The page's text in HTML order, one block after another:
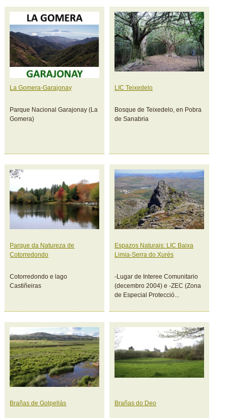
La Gomera-Garajonay
Parque Nacional Garajonay (La
Gomera)
LIC Teixedelo
Bosque de Teixedelo, en Pobra
de Sanabria
Parque da Natureza de
Cotorredondo
Cotorredondo e lago
Castiñeiras
Espazos Naturais: LIC Baixa
Limia-Serra do Xurés
-Lugar de Interee Comunitario
(decembro 2004) e -ZEC (Zona
de Especial Protecció...
Brañas de Golpellás Brañas do Deo